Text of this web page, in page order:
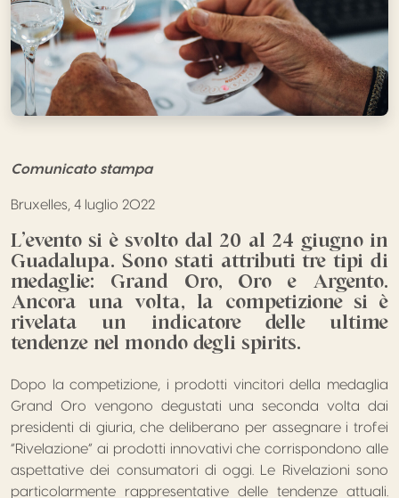
Comunicato stampa
Bruxelles, 4 luglio 2022
L’evento si è svolto dal 20 al 24 giugno in
Guadalupa. Sono stati attributi tre tipi di
medaglie: Grand Oro, Oro e Argento.
Ancora una volta, la competizione si è
rivelata un indicatore delle ultime
tendenze nel mondo degli spirits.
Dopo la competizione, i prodotti vincitori della medaglia
Grand Oro vengono degustati una seconda volta dai
presidenti di giuria, che deliberano per assegnare i trofei
“Rivelazione” ai prodotti innovativi che corrispondono alle
aspettative dei consumatori di oggi. Le Rivelazioni sono
particolarmente rappresentative delle tendenze attuali.